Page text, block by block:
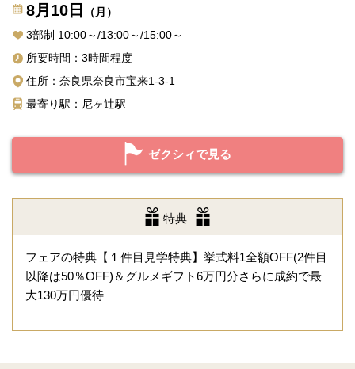
8月10日
（月）
3部制 10:00～/13:00～/15:00～
所要時間：3時間程度
住所：奈良県奈良市宝来1-3-1
最寄り駅：尼ヶ辻駅
ゼクシィで見る
特典
フェアの特典【１件目見学特典】挙式料1全額OFF(2件目
以降は50％OFF)＆グルメギフト6万円分さらに成約で最
大130万円優待